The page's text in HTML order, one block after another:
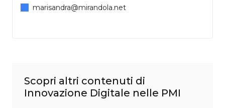
marisandra@mirandola.net
Scopri altri contenuti di
Innovazione Digitale nelle PMI